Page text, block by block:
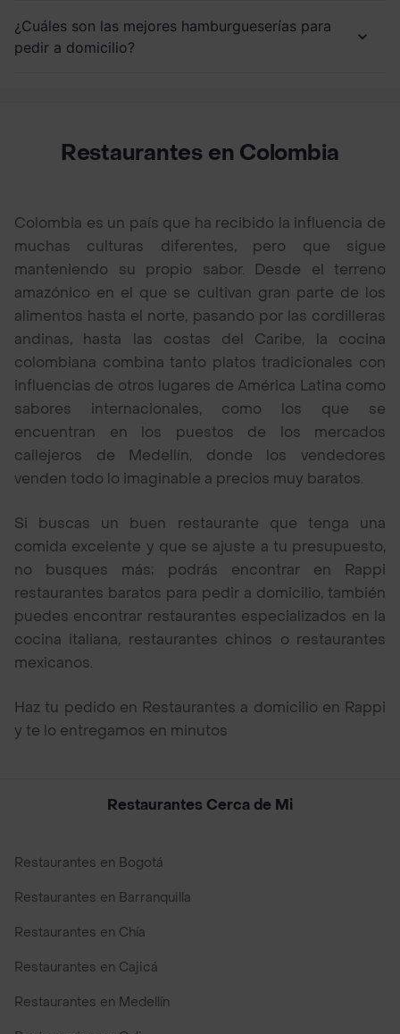
¿Cuáles son las mejores hamburgueserías para
pedir a domicilio?
Restaurantes en Colombia
Colombia es un país que ha recibido la influencia de
muchas culturas diferentes, pero que sigue
manteniendo su propio sabor. Desde el terreno
amazónico en el que se cultivan gran parte de los
alimentos hasta el norte, pasando por las cordilleras
andinas, hasta las costas del Caribe, la cocina
colombiana combina tanto platos tradicionales con
influencias de otros lugares de América Latina como
sabores internacionales, como los que se
encuentran en los puestos de los mercados
callejeros de Medellín, donde los vendedores
venden todo lo imaginable a precios muy baratos.
Si buscas un buen restaurante que tenga una
comida excelente y que se ajuste a tu presupuesto,
no busques más; podrás encontrar en Rappi
restaurantes baratos para pedir a domicilio, también
puedes encontrar restaurantes especializados en la
cocina italiana, restaurantes chinos o restaurantes
mexicanos.
Haz tu pedido en Restaurantes a domicilio en Rappi
y te lo entregamos en minutos
Restaurantes Cerca de Mi
Restaurantes en Bogotá
Restaurantes en Barranquilla
Restaurantes en Chía
Restaurantes en Cajicá
Restaurantes en Medellín